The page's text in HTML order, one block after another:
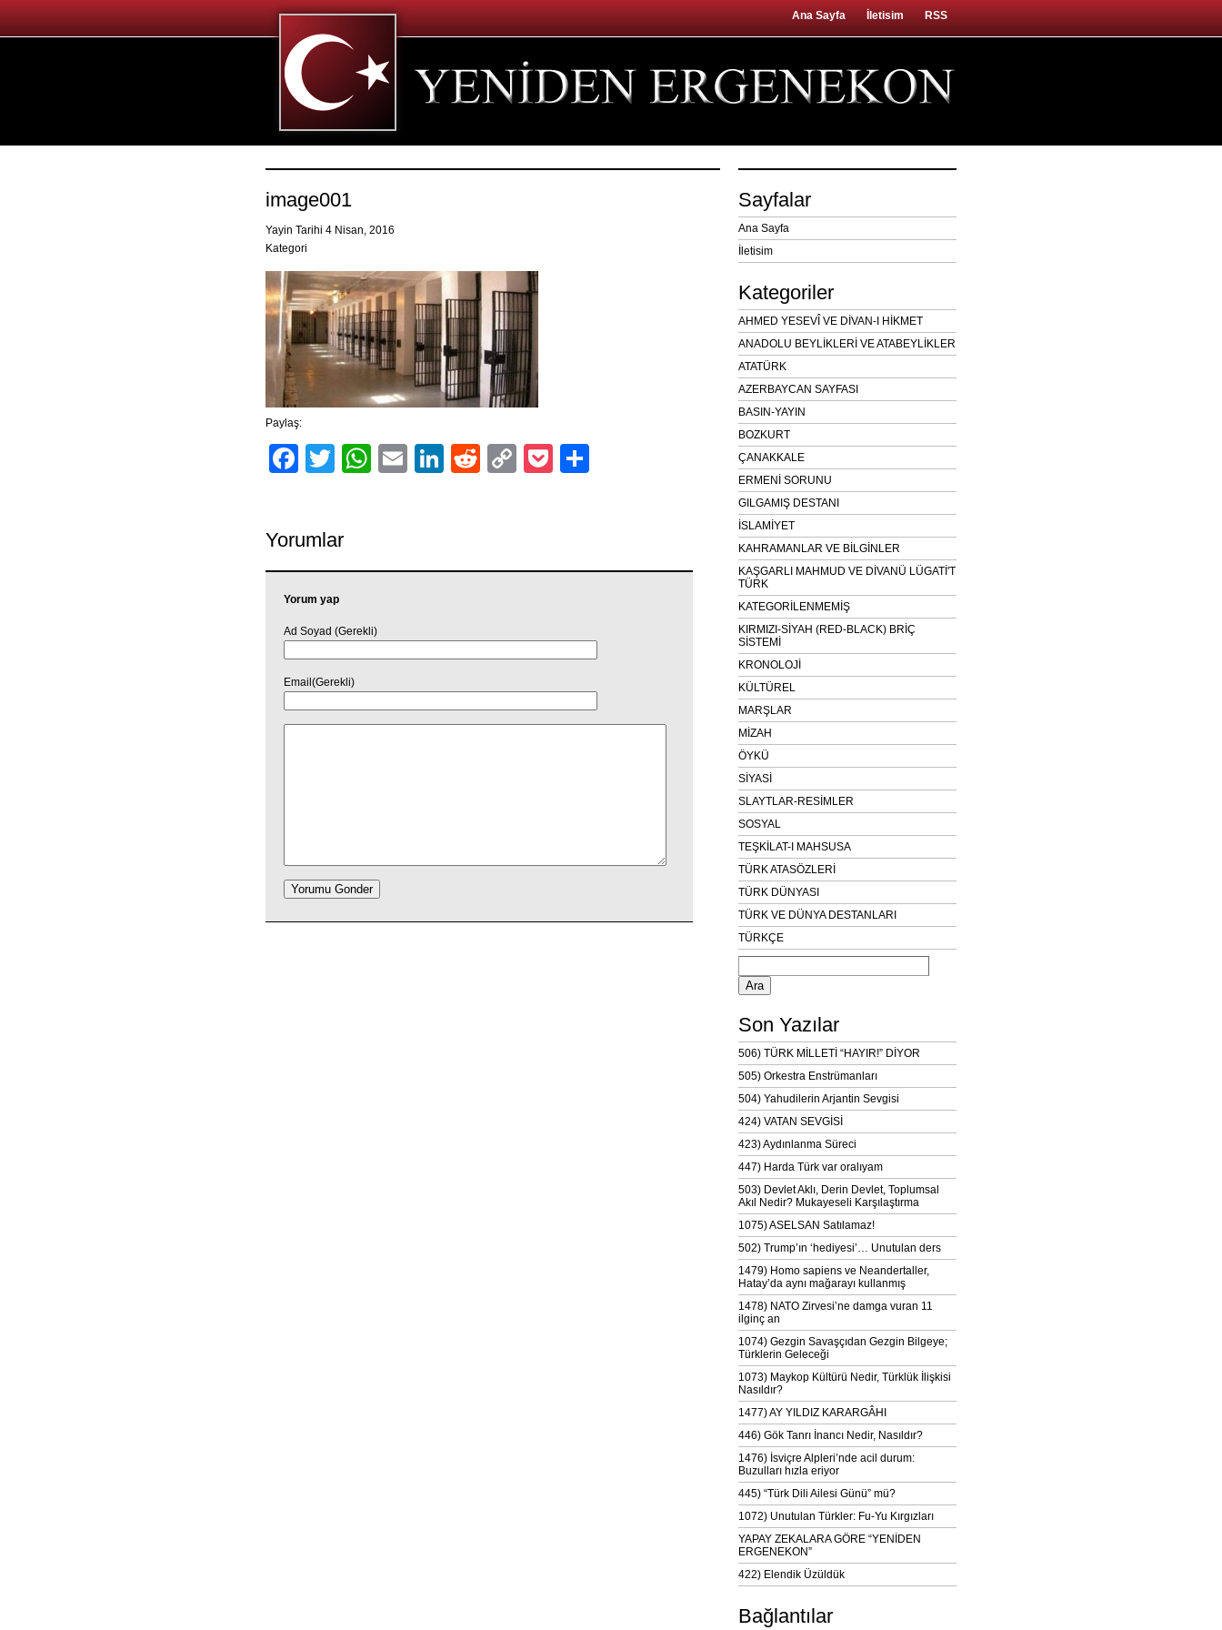
Ana Sayfa İletisim RSS
image001
Yayin Tarihi 4 Nisan, 2016
Kategori
Paylaş:
Facebook
TwitterWhatsApp
EmailLinkedIn
RedditCopyPocket
Yorumlar
Yorum yap
Ad Soyad (Gerekli)
Email(Gerekli)
Sayfalar
Ana Sayfa
İletisim
Kategoriler
AHMED YESEVÎ VE DİVAN-I HİKMET
ANADOLU BEYLİKLERİ VE ATABEYLİKLER
ATATÜRK
AZERBAYCAN SAYFASI
BASIN-YAYIN
BOZKURT
ÇANAKKALE
ERMENİ SORUNU
GILGAMIŞ DESTANI
İSLAMİYET
KAHRAMANLAR VE BİLGİNLER
KAŞGARLI MAHMUD VE DİVANÜ LÜGATİ'T
TÜRK
KATEGORİLENMEMİŞ
KIRMIZI-SİYAH (RED-BLACK) BRİÇ
SİSTEMİ
KRONOLOJİ
KÜLTÜREL
MARŞLAR
MİZAH
ÖYKÜ
SİYASİ
SLAYTLAR-RESİMLER
SOSYAL
TEŞKİLAT-I MAHSUSA
TÜRK ATASÖZLERİ
TÜRK DÜNYASI
TÜRK VE DÜNYA DESTANLARI
TÜRKÇE
Arama:
Son Yazılar
506) TÜRK MİLLETİ “HAYIR!” DİYOR
505) Orkestra Enstrümanları
504) Yahudilerin Arjantin Sevgisi
424) VATAN SEVGİSİ
423) Aydınlanma Süreci
447) Harda Türk var oralıyam
503) Devlet Aklı, Derin Devlet, Toplumsal
Akıl Nedir? Mukayeseli Karşılaştırma
1075) ASELSAN Satılamaz!
502) Trump’ın ‘hediyesi’… Unutulan ders
1479) Homo sapiens ve Neandertaller,
Hatay’da aynı mağarayı kullanmış
1478) NATO Zirvesi’ne damga vuran 11
ilginç an
1074) Gezgin Savaşçıdan Gezgin Bilgeye;
Türklerin Geleceği
1073) Maykop Kültürü Nedir, Türklük İlişkisi
Nasıldır?
1477) AY YILDIZ KARARGÂHI
446) Gök Tanrı İnancı Nedir, Nasıldır?
1476) İsviçre Alpleri’nde acil durum:
Buzulları hızla eriyor
445) “Türk Dili Ailesi Günü” mü?
1072) Unutulan Türkler: Fu-Yu Kırgızları
YAPAY ZEKALARA GÖRE “YENİDEN
ERGENEKON”
422) Elendik Üzüldük
Bağlantılar